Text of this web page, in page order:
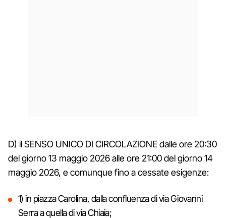
D) il SENSO UNICO DI CIRCOLAZIONE dalle ore 20:30
del giorno 13 maggio 2026 alle ore 21:00 del giorno 14
maggio 2026, e comunque fino a cessate esigenze:
1) in piazza Carolina, dalla confluenza di via Giovanni
Serra a quella di via Chiaia;